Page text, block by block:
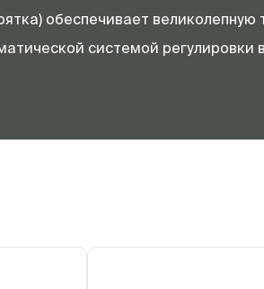
обеспечивает великолепную
системой регулировки